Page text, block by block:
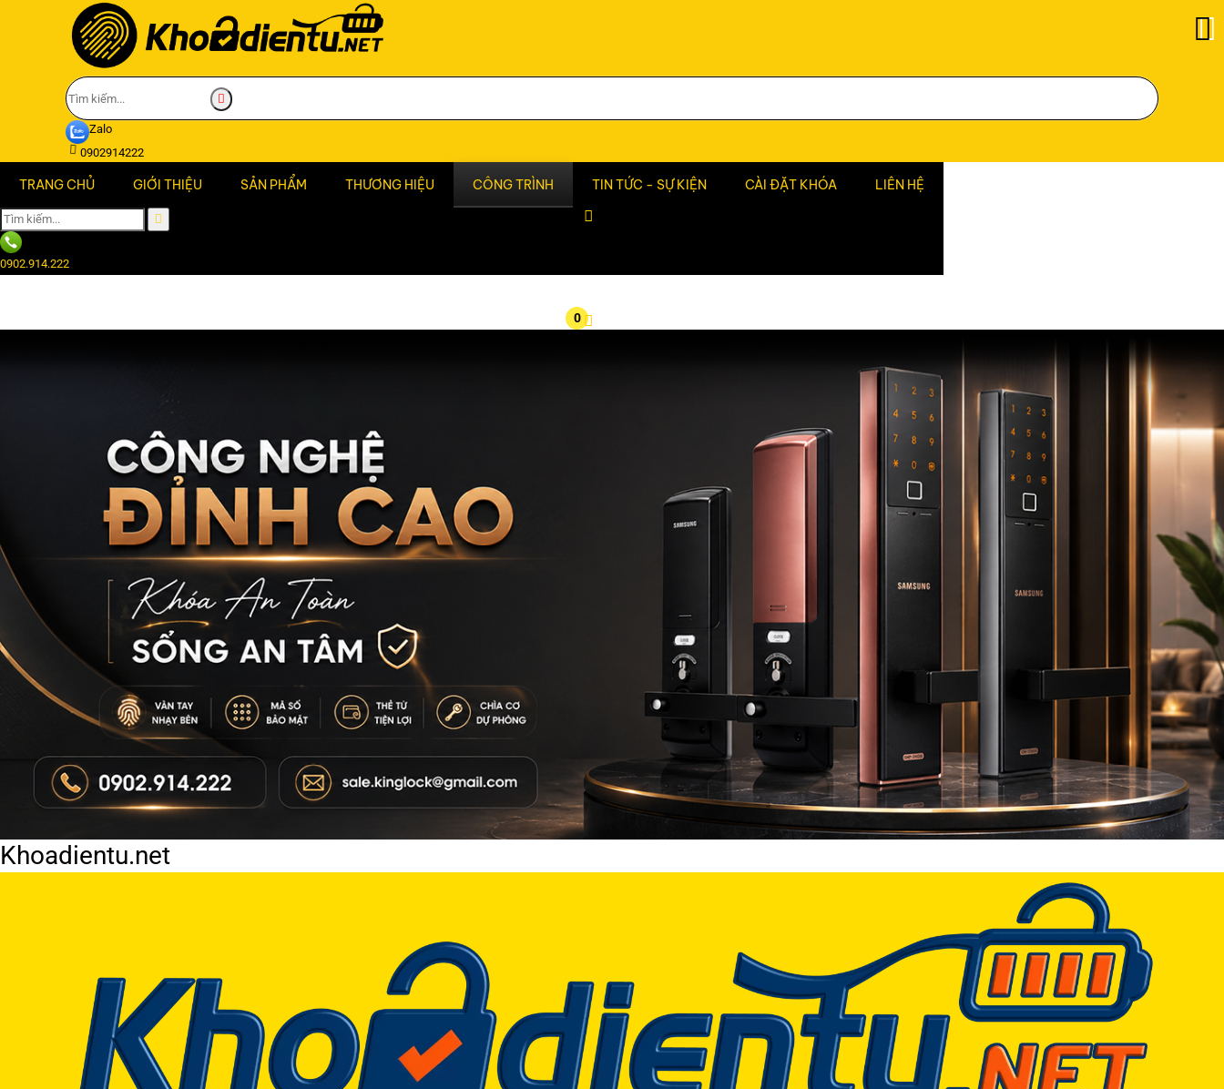
Zalo
0902914222
TRANG CHỦ GIỚI THIỆU SẢN PHẨM THƯƠNG HIỆU CÔNG TRÌNH TIN TỨC - SỰ KIỆN CÀI ĐẶT KHÓA LIÊN HỆ
0
0902.914.222
Khoadientu.net